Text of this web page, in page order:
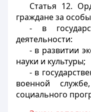
Статья 12.
граждане за
- в
деятельности:
- в развитии
науки и культуры;
- в
военной
социального